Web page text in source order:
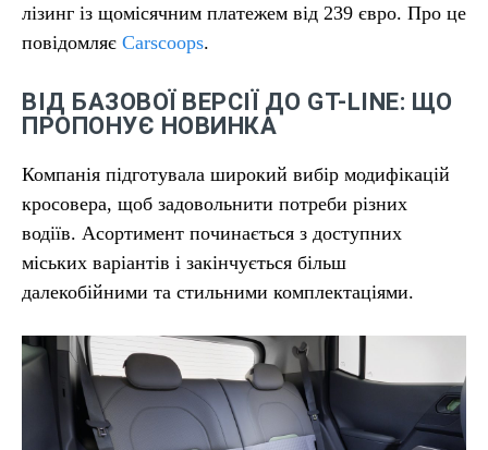
лізинг із щомісячним платежем від 239 євро. Про це
повідомляє Carscoops.
ВІД БАЗОВОЇ ВЕРСІЇ ДО GT-LINE: ЩО
ПРОПОНУЄ НОВИНКА
Компанія підготувала широкий вибір модифікацій
кросовера, щоб задовольнити потреби різних
водіїв. Асортимент починається з доступних
міських варіантів і закінчується більш
далекобійними та стильними комплектаціями.